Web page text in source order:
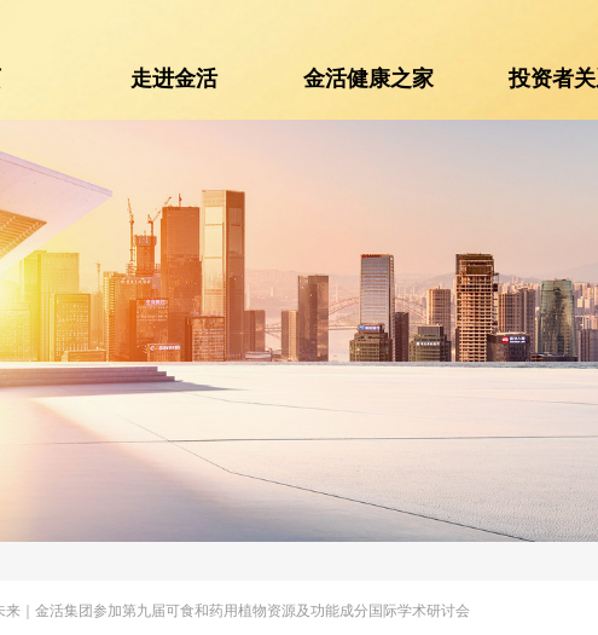
走进金活 金活健康之家 投资者
｜金活集团参加第九届可食和药用植物资源及功能成分国际学术研讨会